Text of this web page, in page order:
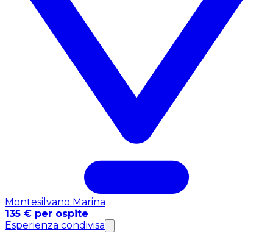
Montesilvano Marina
135 € per ospite
Esperienza condivisa